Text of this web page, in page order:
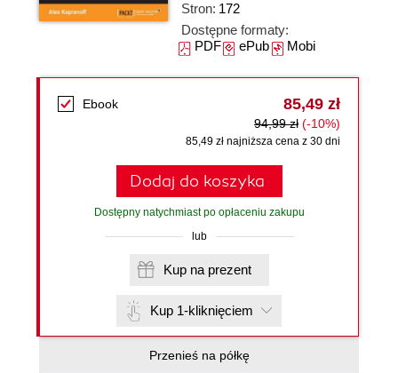
Stron: 172
Dostępne formaty:
PDFePubMobi
Ebook 85,49 zł
94,99 zł (-10%)
85,49 zł najniższa cena z 30 dni
Dodaj do koszyka
Dostępny natychmiast po opłaceniu zakupu
lub
Kup na prezent
Kup 1-kliknięciem
Przenieś na półkę